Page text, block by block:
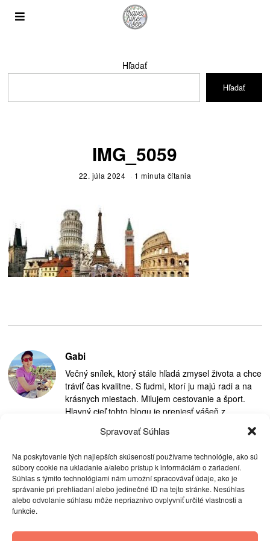
Spravovať Súhlas
Na poskytovanie tých najlepších skúseností používame technológie, ako sú
súbory cookie na ukladanie a/alebo prístup k informáciám o zariadení.
Súhlas s týmito technológiami nám umožní spracovávať údaje, ako je
správanie pri prehliadaní alebo jedinečné ID na tejto stránke. Nesúhlas
alebo odvolanie súhlasu môže nepriaznivo ovplyvniť určité vlastnosti a
funkcie.
Hľadať
Hľadať
IMG_5059
22. júla 2024 1 minuta čítania
Gabi
Večný snílek, ktorý stále hľadá zmysel života a chce
tráviť čas kvalitne. S ľudmi, ktorí ju majú radi a na
krásnych miestach. Milujem cestovanie a šport.
Hlavný cieľ tohto blogu je preniesť vášeň z